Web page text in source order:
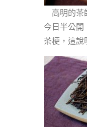
高明的茶
今日半公開
茶梗，這說